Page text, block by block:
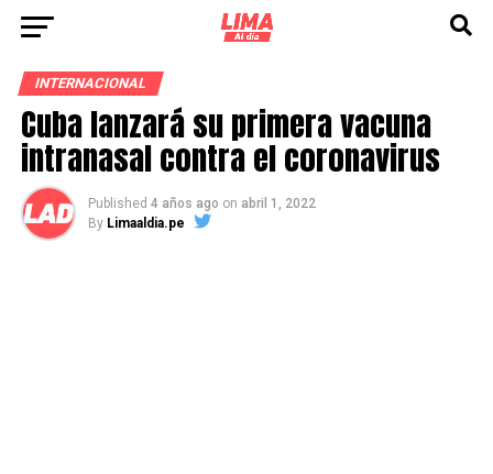
INTERNACIONAL
Cuba lanzará su primera vacuna
intranasal contra el coronavirus
Published 4 años ago on abril 1, 2022
By Limaaldia.pe